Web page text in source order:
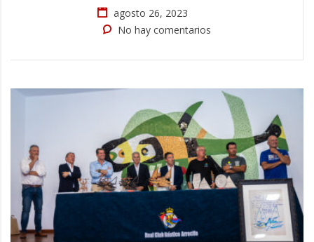
(CR4V) y Altamar 1 de Francisco Curbelo (RCNA) Al
igual que en las dos jornadas anteriores, la tercera
y última en la que…
agosto 26, 2023
No hay comentarios